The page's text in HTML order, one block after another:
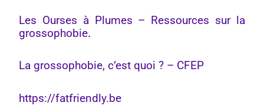
Les Ourses à Plumes – Ressources sur la
grossophobie.
La grossophobie, c’est quoi ? – CFEP
https://fatfriendly.be